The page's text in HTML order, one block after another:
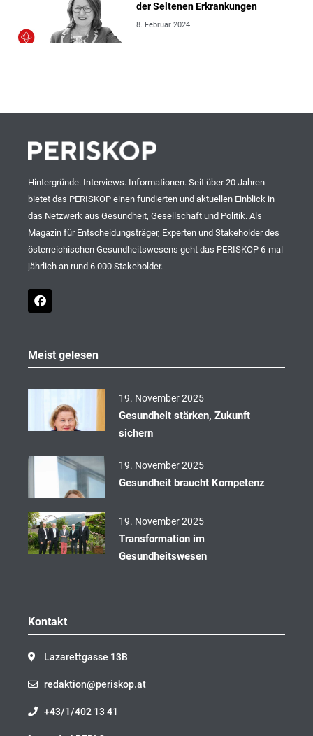
der Seltenen Erkrankungen
8. Februar 2024
Hintergründe. Interviews. Informationen. Seit über 20 Jahren
bietet das PERISKOP einen fundierten und aktuellen Einblick in
das Netzwerk aus Gesundheit, Gesellschaft und Politik. Als
Magazin für Entscheidungsträger, Experten und Stakeholder des
österreichischen Gesundheitswesens geht das PERISKOP 6-mal
jährlich an rund 6.000 Stakeholder.
F
a
c
o
o
Meist gelesen
19. November 2025
Gesundheit stärken, Zukunft
sichern
19. November 2025
Gesundheit braucht Kompetenz
19. November 2025
Transformation im
Gesundheitswesen
Kontakt
Lazarettgasse 13B
redaktion@periskop.at
+43/1/402 13 41